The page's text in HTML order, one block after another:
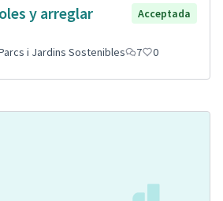
y arreglar
Acceptada
i Jardins Sostenibles 7 0